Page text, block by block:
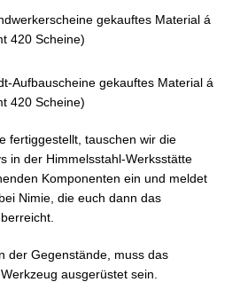
gekauftes Material á
420 Scheine)
Aufbauscheine gekauftes Material á
420 Scheine)
fertiggestellt, tauschen wir die
in der Himmelsstahl-Werksstätte
Komponenten ein und meldet
Nimie, die euch dann das
der Gegenstände, muss das
ausgerüstet sein.